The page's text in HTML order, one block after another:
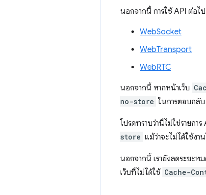
นอกจากนี้ การใช้ API ต่อไ
WebSocket
WebTransport
WebRTC
นอกจากนี้ หากหน้าเว็บ
no-store ในการตอบกลั
โปรดทราบว่านี่ไม่ใช่รายก
store แม้ว่าจะไม่ได้ใช้ง
นอกจากนี้ เรายังลดระยะห
เว็บที่ไม่ได้ใช้ Cache-